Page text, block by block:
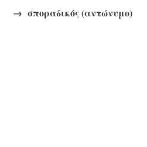
(αντώνυμο)